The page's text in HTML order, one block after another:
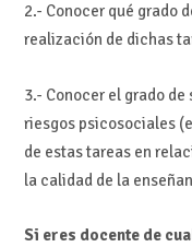
2.- Conocer qué grado
realización de dichas
3.- Conocer el grado
riesgos psicosociales
de estas tareas en
la calidad de la
Si eres docente de